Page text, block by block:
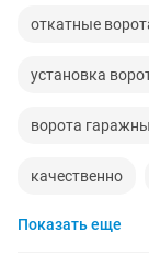
откатные
установка
ворота
качественно
решетки окна
Показать еще